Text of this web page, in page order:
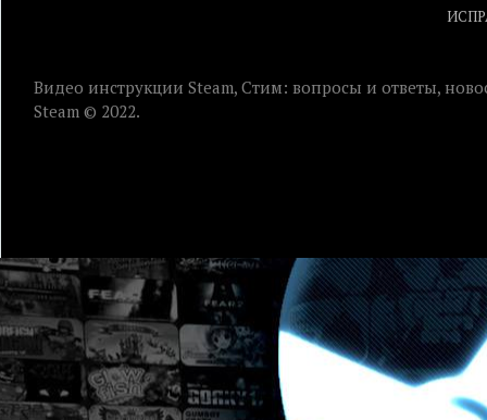
Видео инструкции Steam, Стим: вопросы и ответы,
Steam © 2022.